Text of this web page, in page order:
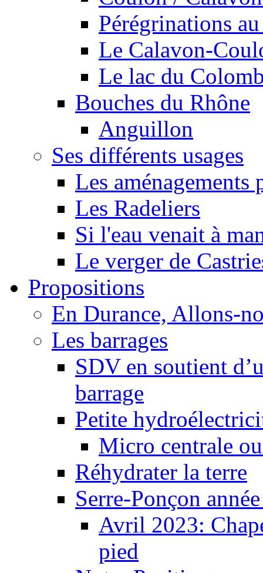
Pérégrinations
Le Calavon-
Le lac du
Bouches du Rhône
Anguillon
Ses différents usages
Les
Les Radeliers
Si l'eau venait à
Le verger de
Propositions
En Durance, Allons-
Les barrages
SDV en soutient
barrage
Petite
Micro centrale
Réhydrater la terre
Serre-Ponçon
Avril 2023:
pied